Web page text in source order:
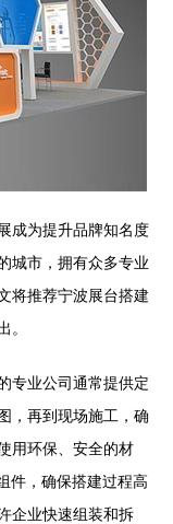
成为提升品牌知名度
城市，拥有众多专业
将推荐宁波展台搭建
。
专业公司通常提供定
，再到现场施工，确
用环保、安全的材
件，确保搭建过程高
企业快速组装和拆